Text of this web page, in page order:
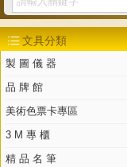
幫助中心
文具分類
製 圖 儀 器
品 牌 館
美術色票卡專區
3 M 專 櫃
精 品 名 筆